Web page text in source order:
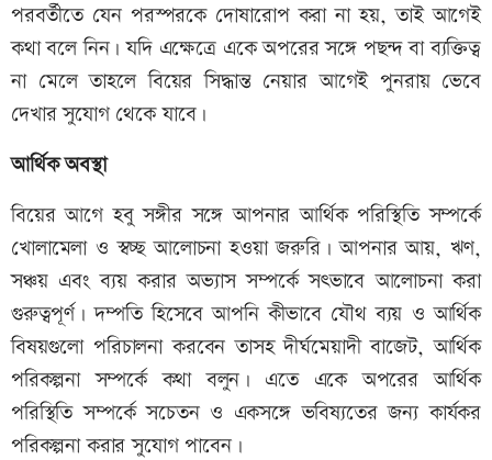
পরবর্তীতে যেন পরস্পরকে দোষারোপ করা না হয়, তাই আগেই
কথা বলে নিন। যদি এক্ষেত্রে একে অপরের সঙ্গে পছন্দ বা ব্যক্তিত্ব
না মেলে তাহলে বিয়ের সিদ্ধান্ত নেয়ার আগেই পুনরায় ভেবে
দেখার সুযোগ থেকে যাবে।
আর্থিক অবস্থা
বিয়ের আগে হবু সঙ্গীর সঙ্গে আপনার আর্থিক পরিস্থিতি সম্পর্কে
খোলামেলা ও স্বচ্ছ আলোচনা হওয়া জরুরি। আপনার আয়, ঋণ,
সঞ্চয় এবং ব্যয় করার অভ্যাস সম্পর্কে সৎভাবে আলোচনা করা
গুরুত্বপূর্ণ। দম্পতি হিসেবে আপনি কীভাবে যৌথ ব্যয় ও আর্থিক
বিষয়গুলো পরিচালনা করবেন তাসহ দীর্ঘমেয়াদী বাজেট, আর্থিক
পরিকল্পনা সম্পর্কে কথা বলুন। এতে একে অপরের আর্থিক
পরিস্থিতি সম্পর্কে সচেতন ও একসঙ্গে ভবিষ্যতের জন্য কার্যকর
পরিকল্পনা করার সুযোগ পাবেন।